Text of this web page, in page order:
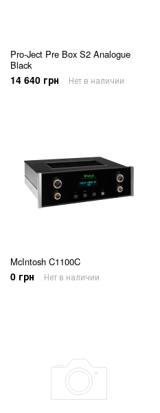
Pro-Ject Pre Box S2 Analogue
Black
14 640 грн Нет в наличии
McIntosh C1100C
0 грн Нет в наличии